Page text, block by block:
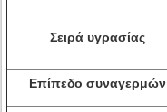
Σειρά υγρασίας
Επίπεδο συναγερμών